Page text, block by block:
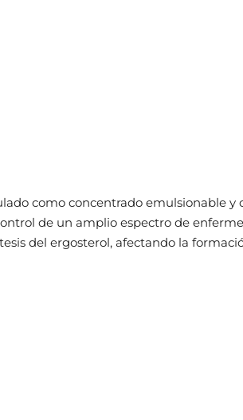
como concentrado emulsionable
de un amplio espectro de
del ergosterol, afectando la